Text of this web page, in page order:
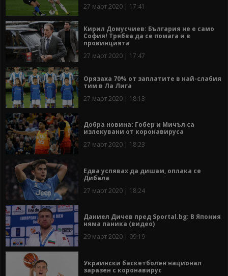
27 март 2020 | 17:41
Кирил Домусчиев: България не е само
София! Трябва да се помага и в
провинцията
27 март 2020 | 17:47
Орязаха 70% от заплатите в най-слабия
тим в Ла Лига
27 март 2020 | 18:13
Добра новина: Гобер и Мичъл са
излекувани от коронавируса
27 март 2020 | 18:23
Едва успявах да дишам, оплака се
Дибала
27 март 2020 | 18:24
Даниел Дичев пред Sportal.bg: В Япония
няма паника (видео)
29 март 2020 | 09:19
Украински баскетболен национал
заразен с коронавирус